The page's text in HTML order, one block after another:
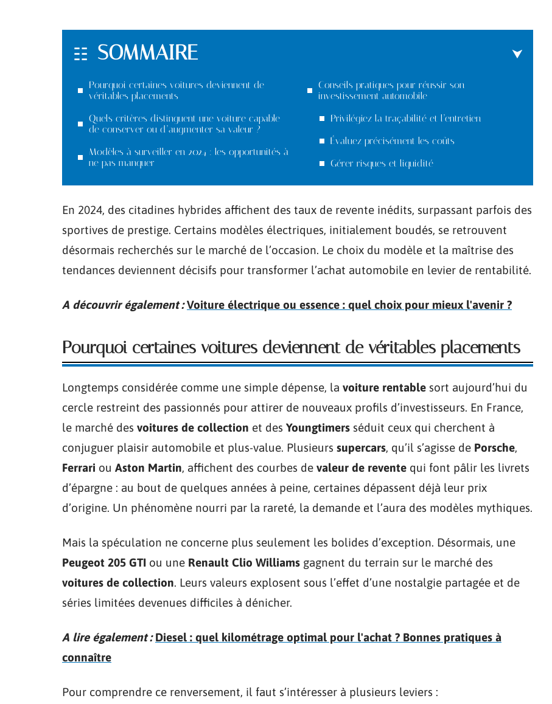
SOMMAIRE
Pourquoi certaines voitures deviennent de
véritables placements
Quels critères distinguent une voiture capable
de conserver ou d’augmenter sa valeur ?
Modèles à surveiller en 2024 : les opportunités à
ne pas manquer
Conseils pratiques pour réussir son
investissement automobile
Privilégiez la traçabilité et l’entretien
Évaluez précisément les coûts
Gérer risques et liquidité
En 2024, des citadines hybrides affichent des taux de revente inédits, surpassant parfois des
sportives de prestige. Certains modèles électriques, initialement boudés, se retrouvent
désormais recherchés sur le marché de l’occasion. Le choix du modèle et la maîtrise des
tendances deviennent décisifs pour transformer l’achat automobile en levier de rentabilité.
A découvrir également : Voiture électrique ou essence : quel choix pour mieux l'avenir ?
Pourquoi certaines voitures deviennent de véritables placements
Longtemps considérée comme une simple dépense, la voiture rentable sort aujourd’hui du
cercle restreint des passionnés pour attirer de nouveaux profils d’investisseurs. En France,
le marché des voitures de collection et des Youngtimers séduit ceux qui cherchent à
conjuguer plaisir automobile et plus-value. Plusieurs supercars, qu’il s’agisse de Porsche,
Ferrari ou Aston Martin, affichent des courbes de valeur de revente qui font pâlir les livrets
d’épargne : au bout de quelques années à peine, certaines dépassent déjà leur prix
d’origine. Un phénomène nourri par la rareté, la demande et l’aura des modèles mythiques.
Mais la spéculation ne concerne plus seulement les bolides d’exception. Désormais, une
Peugeot 205 GTI ou une Renault Clio Williams gagnent du terrain sur le marché des
voitures de collection. Leurs valeurs explosent sous l’effet d’une nostalgie partagée et de
séries limitées devenues difficiles à dénicher.
A lire également : Diesel : quel kilométrage optimal pour l'achat ? Bonnes pratiques à
connaître
Pour comprendre ce renversement, il faut s’intéresser à plusieurs leviers :